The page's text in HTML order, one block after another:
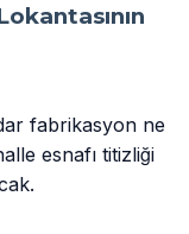
fabrikasyon ne
esnafı titizliği